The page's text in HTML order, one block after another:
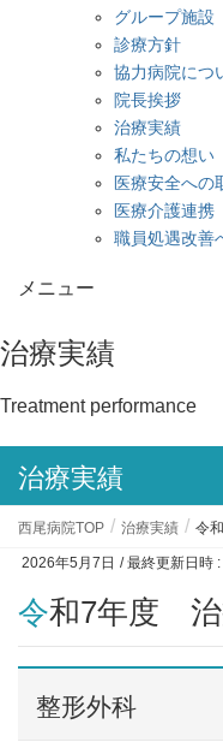
グループ施設
診療方針
協力病院につ
院長挨拶
治療実績
私たちの想い
医療安全への
医療介護連携
職員処遇改善
メニュー
治療実績
Treatment performance
治療実績
西尾病院TOP 治療実績 令
2026年5月7日 / 最終更新日時 :
令和7年度
整形外科